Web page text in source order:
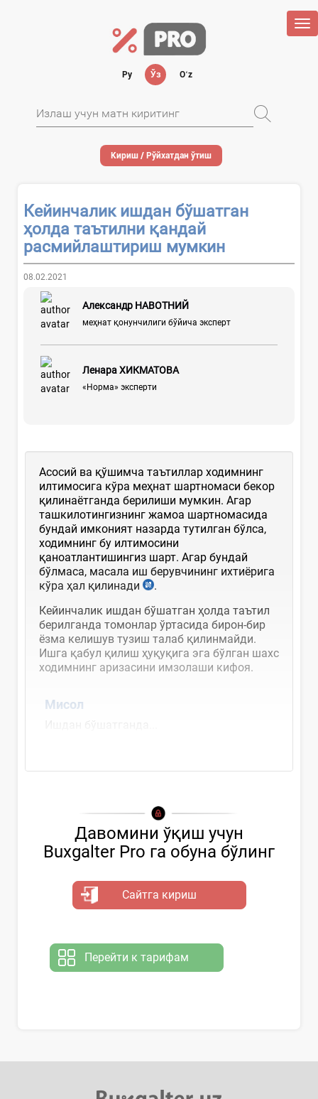
Ру Ўз Oʻz
Кириш / Рўйхатдан ўтиш
Кейинчалик ишдан бўшатган
ҳолда таътилни қандай
расмийлаштириш мумкин
08.02.2021
Александр НАВОТНИЙ
меҳнат қонунчилиги бўйича эксперт
Ленара ХИКМАТОВА
«Норма» эксперти
Асосий ва қўшимча таътиллар ходимнинг
илтимосига кўра меҳнат шартномаси бекор
қилинаётганда берилиши мумкин. Агар
ташкилотингизнинг жамоа шартномасида
бундай имконият назарда тутилган бўлса,
ходимнинг бу илтимосини
қаноатлантишингиз шарт. Агар бундай
бўлмаса, масала иш берувчининг ихтиёрига
кўра ҳал қилинади
.
Кейинчалик ишдан бўшатган ҳолда таътил
берилганда томонлар ўртасида бирон-бир
ёзма келишув тузиш талаб қилинмайди.
Ишга қабул қилиш ҳуқуқига эга бўлган шахс
ходимнинг аризасини имзолаши кифоя.
Мисол
Давомини ўқиш учун
Buxgalter Pro га обуна бўлинг
Сайтга кириш
Перейти к тарифам